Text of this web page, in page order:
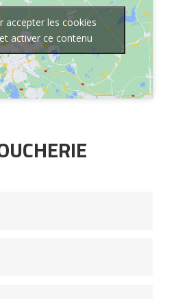
accepter les cookies
activer ce contenu